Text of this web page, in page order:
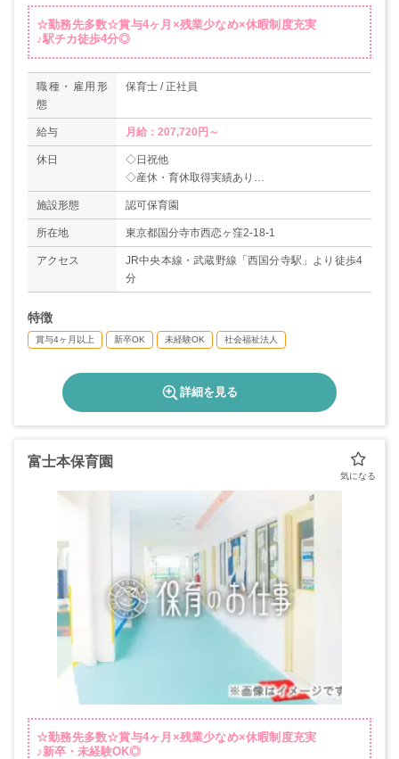
☆勤務先多数☆賞与4ヶ月×残業少なめ×休暇制度充実
♪駅チカ徒歩4分◎
職種・雇用形
態
保育士 / 正社員
給与 月給：207,720円～
休日
◇日祝他
◇産休・育休取得実績あり
◇夏季休暇（5日）
◇年末年始休暇
◇生理休暇
◇傷病休暇
◇慶弔休暇 等
＊年間休日113日
施設形態 認可保育園
所在地 東京都国分寺市西恋ヶ窪2-18-1
アクセス
JR中央本線・武蔵野線「西国分寺駅」より徒歩4
分
特徴
賞与4ヶ月以上 新卒OK 未経験OK 社会福祉法人
詳細を見る
富士本保育園
☆勤務先多数☆賞与4ヶ月×残業少なめ×休暇制度充実
♪新卒・未経験OK◎